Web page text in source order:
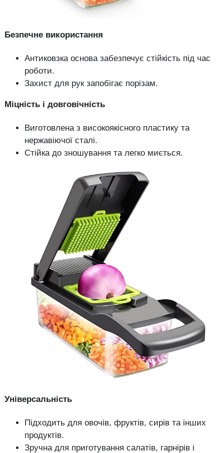
Безпечне використання
Антиковзка основа забезпечує стійкість під час
роботи.
Захист для рук запобігає порізам.
Міцність і довговічність
Виготовлена з високоякісного пластику та
нержавіючої сталі.
Стійка до зношування та легко миється.
Універсальність
Підходить для овочів, фруктів, сирів та інших
продуктів.
Зручна для приготування салатів, гарнірів і